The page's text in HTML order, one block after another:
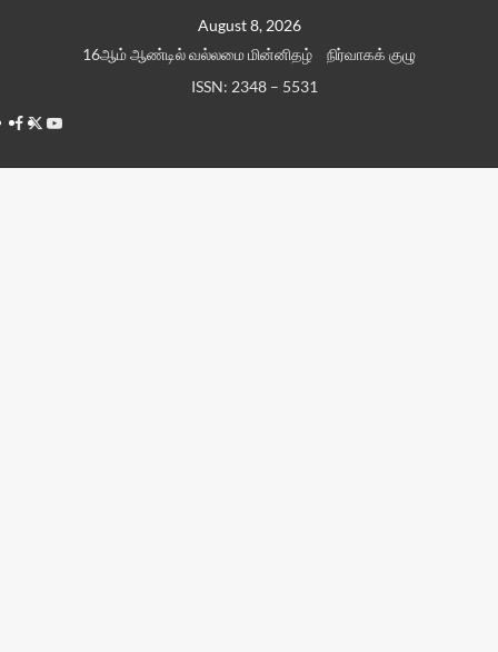
August 8, 2026
16ஆம் ஆண்டில் வல்லமை மின்னிதழ்
நிர்வாகக் குழு
ISSN: 2348 – 5531
Facebook
TwitterYoutube